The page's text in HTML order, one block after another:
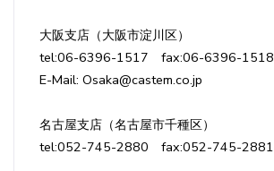
大阪支店（大阪市淀川区）
tel:06-6396-1517 fax:06-6396-1518
E-Mail: Osaka@castem.co.jp
名古屋支店（名古屋市千種区）
tel:052-745-2880 fax:052-745-2881